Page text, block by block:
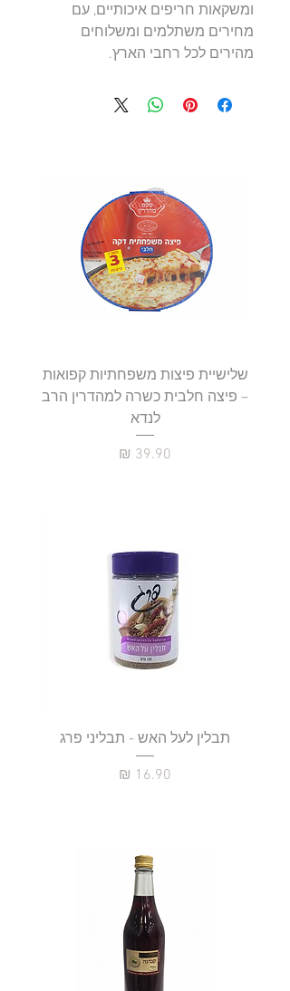
ומשקאות חריפים איכותיים, עם
מחירים משתלמים ומשלוחים
מהירים לכל רחבי הארץ.
שלישיית פיצות משפחתיות קפואות
– פיצה חלבית כשרה למהדרין הרב
לנדא
מחיר
תבלין לעל האש - תבליני פרג
מחיר